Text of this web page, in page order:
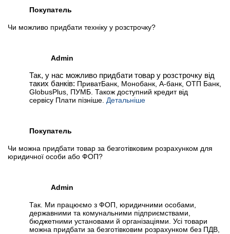
Отслеживать на Facebook
Покупатель
Чи можливо придбати техніку у розстрочку?
Admin
Так, у нас можливо придбати товар у розстрочку від
таких банків: ПриватБанк, Монобанк, А-банк, ОТП Банк,
GlobusPlus, ПУМБ. Також доступний кредит від
сервісу Плати пізніше. Детальніше
Покупатель
Чи можна придбати товар за безготівковим розрахунком для
юридичної особи або ФОП?
Admin
Так. Ми працюємо з ФОП, юридичними особами,
державними та комунальними підприємствами,
бюджетними установами й організаціями. Усі товари
можна придбати за безготівковим розрахунком без ПДВ,